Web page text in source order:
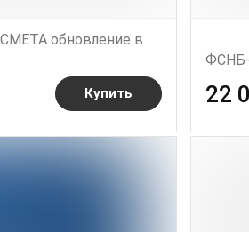
обновление в
Купить 22